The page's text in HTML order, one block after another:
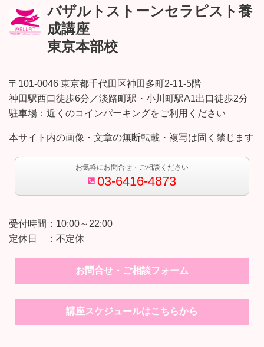
バザルトストーンセラピスト養
成講座
東京本部校
〒101-0046 東京都千代田区神田多町2-11-5階
神田駅西口徒歩6分／淡路町駅・小川町駅A1出口徒歩2分
駐車場：近くのコインパーキングをご利用ください
本サイト内の画像・文章の無断転載・複写は固く禁じます
お気軽にお問合せ・ご相談ください
03-6416-4873
受付時間：10:00～22:00
定休日 ：不定休
お問合せ・ご相談フォーム
講座スケジュールはこちらから